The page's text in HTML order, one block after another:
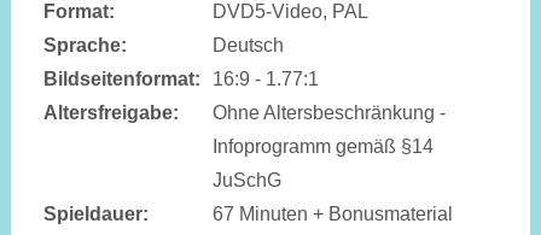
Format:
DVD5-Video, PAL
Sprache:
Deutsch
Bildseitenformat:
16:9 - 1.77:1
Altersfreigabe:
Ohne Altersbeschränkung -
Infoprogramm gemäß §14
JuSchG
Spieldauer:
67 Minuten + Bonusmaterial